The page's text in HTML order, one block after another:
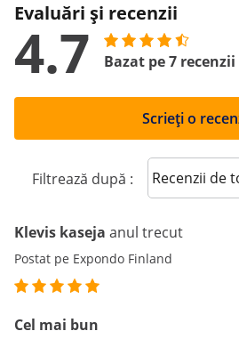
Evaluări și recenzii
4.7 Bazat pe 7 recenzii
Scrieți o
Filtrează după : Sort
Klevis kaseja anul trecut
Postat pe Expondo Finland
Cel mai bun